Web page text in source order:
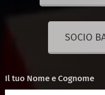
SOCIO
Il tuo Nome e Cognome